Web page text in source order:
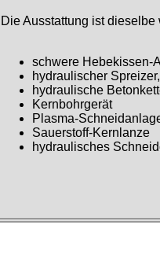
Die Ausstattung ist
schwere Hebekissen-
hydraulischer
hydraulische
Kernbohrgerät
Plasma-
Sauerstoff-Kernlanze
hydraulisches